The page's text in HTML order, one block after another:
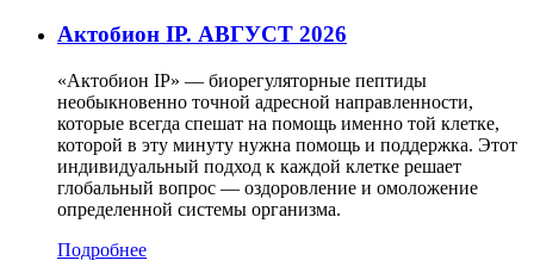
Актобион IP. АВГУСТ 2026
«Актобион IP» — биорегуляторные пептиды
необыкновенно точной адресной направленности,
которые всегда спешат на помощь именно той клетке,
которой в эту минуту нужна помощь и поддержка. Этот
индивидуальный подход к каждой клетке решает
глобальный вопрос — оздоровление и омоложение
определенной системы организма.
Подробнее